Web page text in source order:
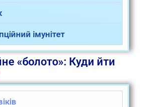
імунітет
«болото»: Куди йти